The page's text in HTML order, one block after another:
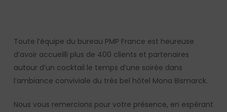
Toute l’équipe du bureau PMP France est heureuse
d’avoir accueilli plus de 400 clients et partenaires
autour d’un cocktail le temps d’une soirée dans
l’ambiance conviviale du très bel hôtel Mona Bismarck.
Nous vous remercions pour votre présence, en espérant